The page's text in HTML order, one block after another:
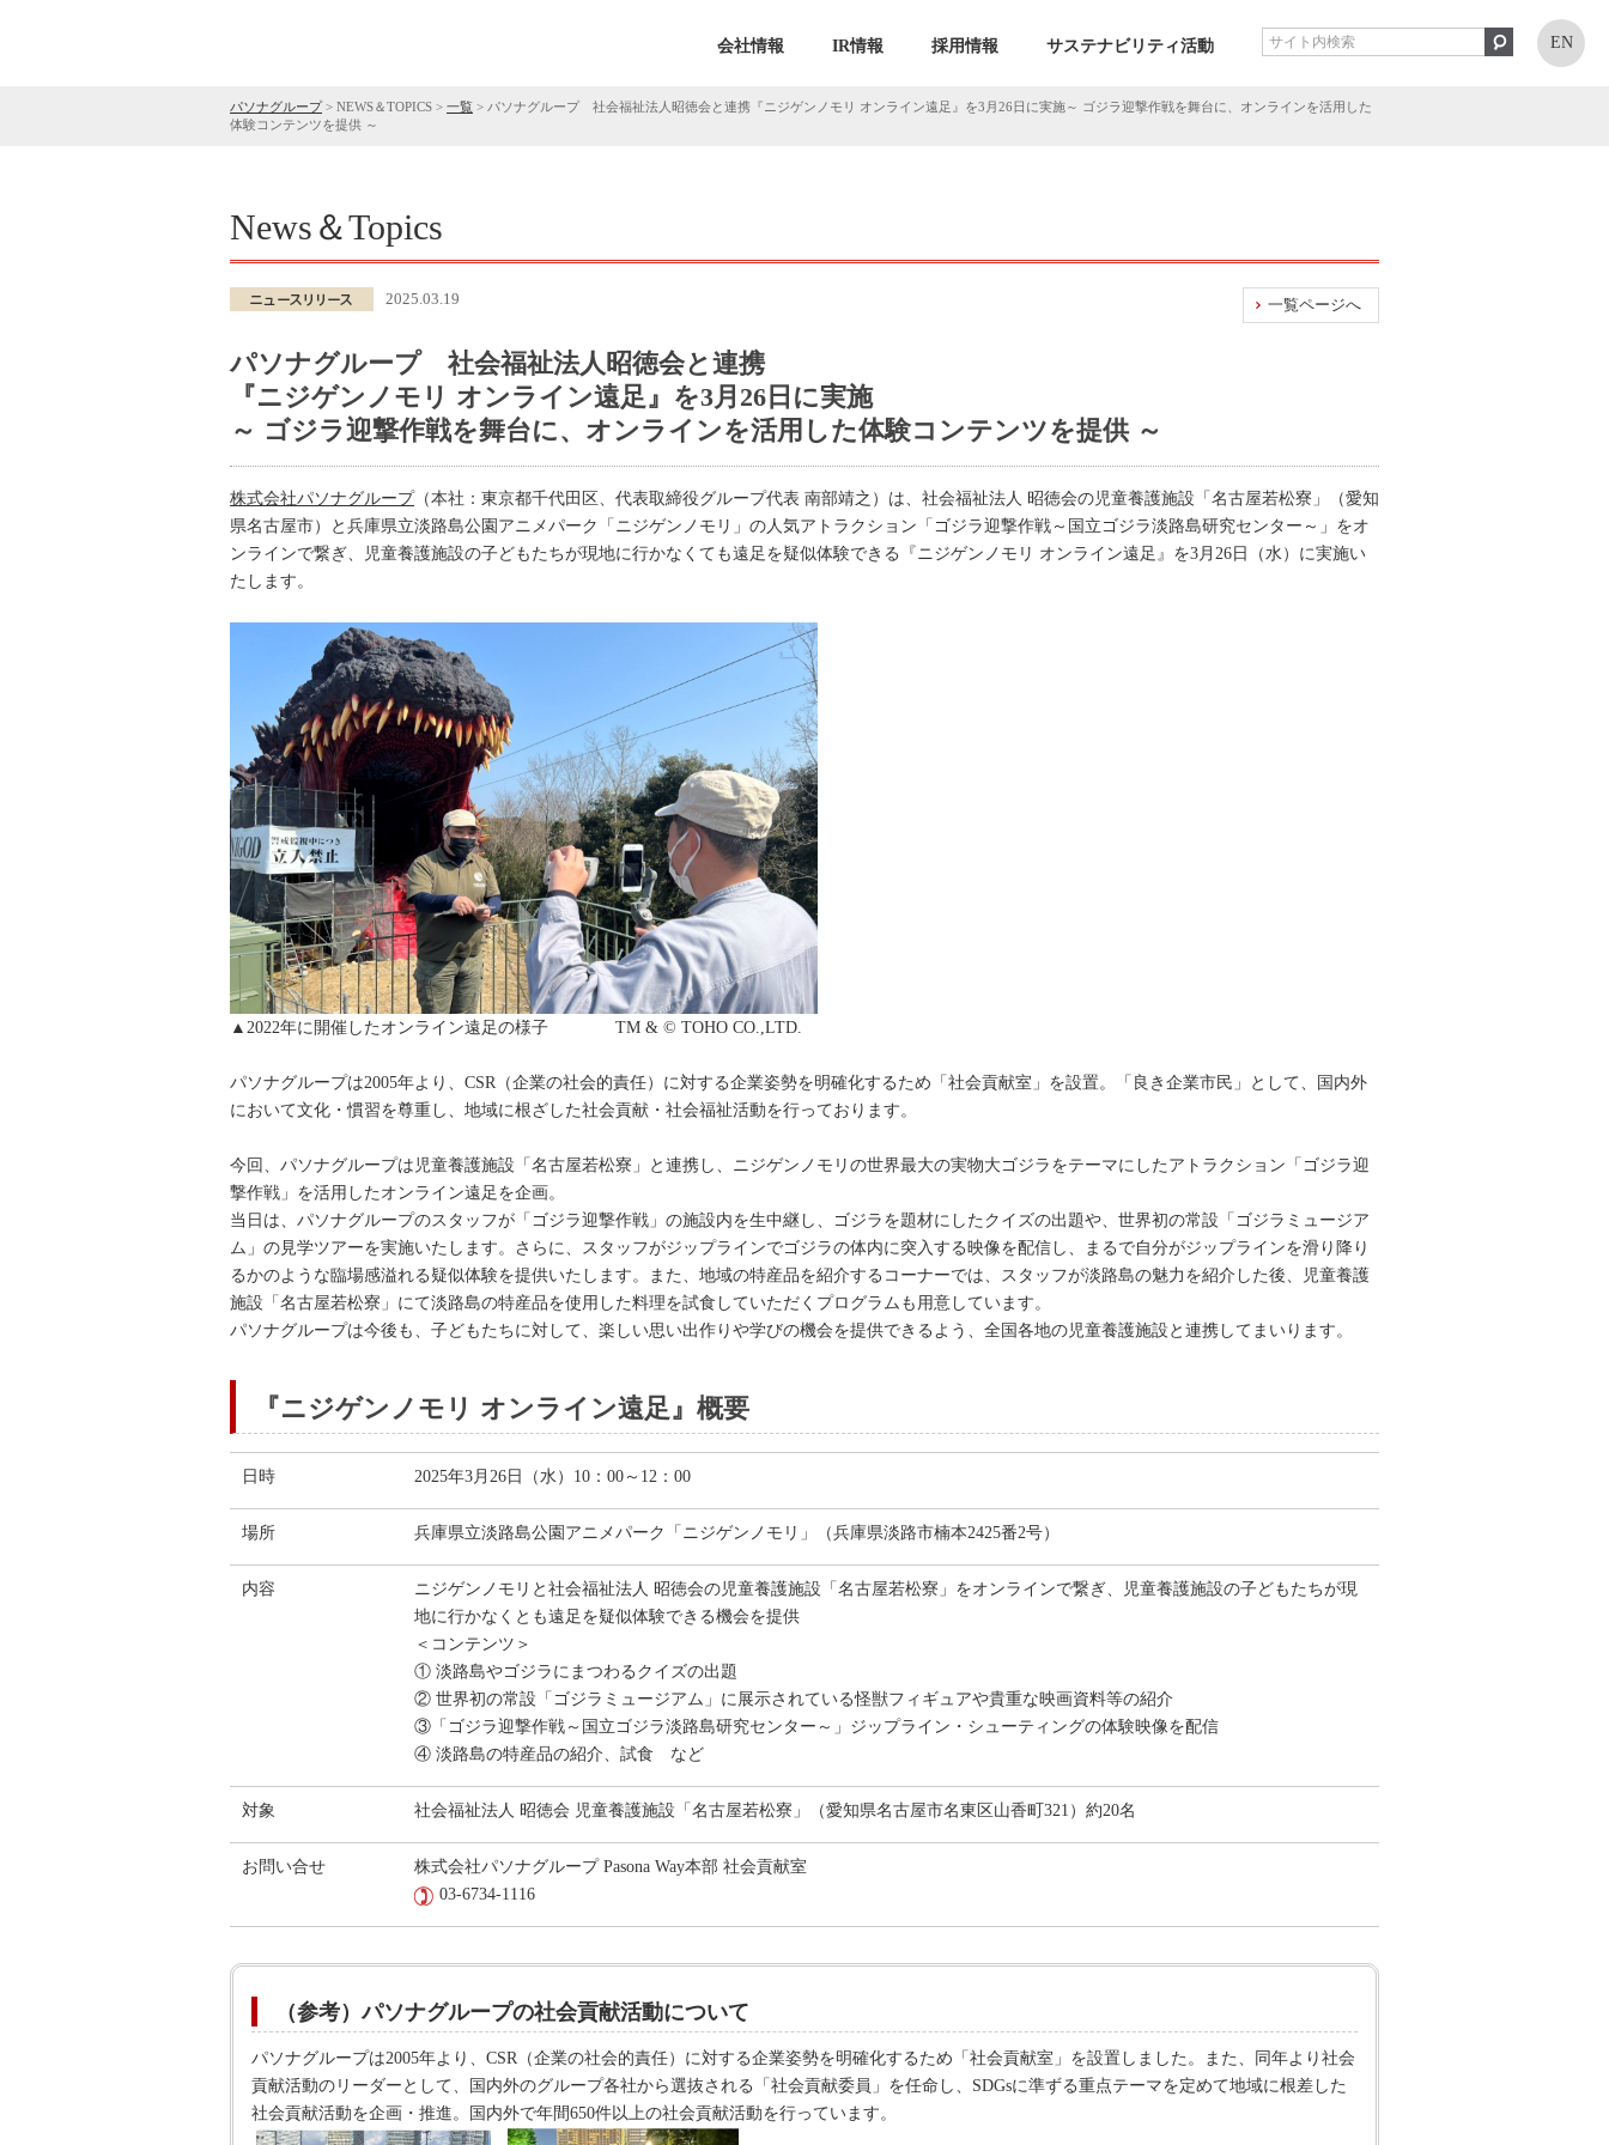
会社情報 IR情報 採用情報 サステナビリティ活動 EN
パソナグループ> NEWS＆TOPICS > 一覧 > パソナグループ 社会福祉法人昭徳会と連携『ニジゲンノモリ オンライン遠足』を3月26日に実施～ ゴジラ迎撃作戦を舞台に、オンラインを活用した
体験コンテンツを提供 ～
News＆Topics
一覧ページへ
2025.03.19
パソナグループ 社会福祉法人昭徳会と連携
『ニジゲンノモリ オンライン遠足』を3月26日に実施
～ ゴジラ迎撃作戦を舞台に、オンラインを活用した体験コンテンツを提供 ～
株式会社パソナグループ （本社：東京都千代田区、代表取締役グループ代表 南部靖之）は、社会福祉法人 昭徳会の児童養護施設「名古屋若松寮」（愛知
県名古屋市）と兵庫県立淡路島公園アニメパーク「ニジゲンノモリ」の人気アトラクション「ゴジラ迎撃作戦～国立ゴジラ淡路島研究センター～」をオ
ンラインで繋ぎ、児童養護施設の子どもたちが現地に行かなくても遠足を疑似体験できる『ニジゲンノモリ オンライン遠足』を3月26日（水）に実施い
たします。
▲2022年に開催したオンライン遠足の様子 TM & © TOHO CO.,LTD.
パソナグループは2005年より、CSR（企業の社会的責任）に対する企業姿勢を明確化するため「社会貢献室」を設置。「良き企業市民」として、国内外
において文化・慣習を尊重し、地域に根ざした社会貢献・社会福祉活動を行っております。
今回、パソナグループは児童養護施設「名古屋若松寮」と連携し、ニジゲンノモリの世界最大の実物大ゴジラをテーマにしたアトラクション「ゴジラ迎
撃作戦」を活用したオンライン遠足を企画。
当日は、パソナグループのスタッフが「ゴジラ迎撃作戦」の施設内を生中継し、ゴジラを題材にしたクイズの出題や、世界初の常設「ゴジラミュージア
ム」の見学ツアーを実施いたします。さらに、スタッフがジップラインでゴジラの体内に突入する映像を配信し、まるで自分がジップラインを滑り降り
るかのような臨場感溢れる疑似体験を提供いたします。また、地域の特産品を紹介するコーナーでは、スタッフが淡路島の魅力を紹介した後、児童養護
施設「名古屋若松寮」にて淡路島の特産品を使用した料理を試食していただくプログラムも用意しています。
パソナグループは今後も、子どもたちに対して、楽しい思い出作りや学びの機会を提供できるよう、全国各地の児童養護施設と連携してまいります。
『ニジゲンノモリ オンライン遠足』概要
日時 2025年3月26日（水）10：00～12：00
場所 兵庫県立淡路島公園アニメパーク「ニジゲンノモリ」（兵庫県淡路市楠本2425番2号）
内容
ニジゲンノモリと社会福祉法人 昭徳会の児童養護施設「名古屋若松寮」をオンラインで繋ぎ、児童養護施設の子どもたちが現
地に行かなくとも遠足を疑似体験できる機会を提供
＜コンテンツ＞
① 淡路島やゴジラにまつわるクイズの出題
② 世界初の常設「ゴジラミュージアム」に展示されている怪獣フィギュアや貴重な映画資料等の紹介
③「ゴジラ迎撃作戦～国立ゴジラ淡路島研究センター～」ジップライン・シューティングの体験映像を配信
④ 淡路島の特産品の紹介、試食 など
対象 社会福祉法人 昭徳会 児童養護施設「名古屋若松寮」（愛知県名古屋市名東区山香町321）約20名
お問い合せ
株式会社パソナグループ Pasona Way本部 社会貢献室
03-6734-1116
（参考）パソナグループの社会貢献活動について
パソナグループは2005年より、CSR（企業の社会的責任）に対する企業姿勢を明確化するため「社会貢献室」を設置しました。また、同年より社会
貢献活動のリーダーとして、国内外のグループ各社から選抜される「社会貢献委員」を任命し、SDGsに準ずる重点テーマを定めて地域に根差した
社会貢献活動を企画・推進。国内外で年間650件以上の社会貢献活動を行っています。